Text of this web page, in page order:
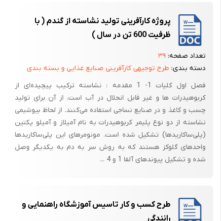
گندم به عنوان غله ای سازگار، عمدتاً در زمین های چمن طبیعی و همچنین در
مناطقی که آب و هوا برای کشت ذرت مناسب نیست، به عمل می آید. گندم از
غلاتی است که در نواحی سرد هم کشت می شود. این غله در سراسر جهان در
فصول مختلفی کشت می شود، به طوریکه در هر ماه از سال، گندم در یکی از
نقاط جهان در حال برداشت می باشد.
ذرت هم به عنوان یک گیاه گرمسیری، در مناطقی که رطوبت و حرارت کافی در
فصل زراعت فراهم باشد، رشد می نماید.
مراحل رشد غلات
جوانه زنی: این مرحله با نفوذ ریشه در پوست دانه و غشای تخمدان آغاز می
شود. ریشه ی اولیه چندان پر پشت نیست، اما ریشه های ثانویه که شامل
ریشه های نا بجا هم می شود، در مراحل اولیه رشد به وجود خواهند آمد که
پنجه زنی: پس از آن که اولین برگ های گیاه سطح خاک را شکافت و ساقه
اصلی شروع به رشد نمود، مرحله پنجه زنی آغاز می گردد؛ یعنی جوانه های
پروژه کارآفرینی تولید نشاسته از گندم ( با
ظرفیت 600 تن در سال )
تعداد صفحه: ۳۹
دسته بندی: طرح توجیهی کارآفرینی صنایع غذایی و بسته بندی
فصل اول کلیات 1- 1 مقدمه : نشاسته ترکیب پیچیده‌ای از
کربوهیدرات‌ ها و غیر قابل انحلال در آب است. از آن برای تولید
چسب و کاغذ و در صنایع نساجی استفاده می‌کنند. از لحاظ بیوشیمی
نشاسته از دو نوع پلیمر کربوهیدرات به نام آمیلاز و آمیلو پکتین
(پلی‌ساکاریدها) تشکیل شده است. مونومرهای این پلی‌ساکاریدها
واحدهای گلوکز هستند که به روش سر به دم به یکدیگر وصل
شده و تشکیل پیوندهای آلفا 1 و 4 ...
طرح کسب و کار تاسیس آموزشگاه راهنمایی و
رانندگی